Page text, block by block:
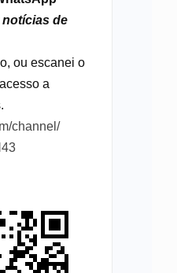
de
ou escanei o
a
channel/